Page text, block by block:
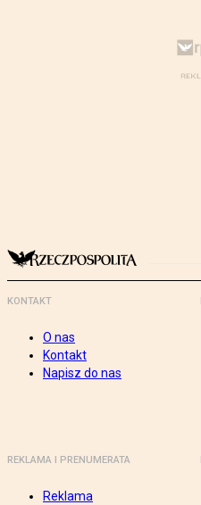
KONTAKT
O nas
Kontakt
Napisz do nas
REKLAMA I PRENUMERATA
Reklama